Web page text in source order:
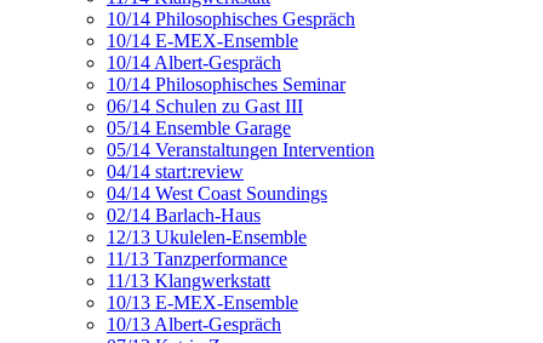
10/14 Philosophisches Gespräch
10/14 E-MEX-Ensemble
10/14 Albert-Gespräch
10/14 Philosophisches Seminar
06/14 Schulen zu Gast III
05/14 Ensemble Garage
05/14 Veranstaltungen Intervention
04/14 start:review
04/14 West Coast Soundings
02/14 Barlach-Haus
12/13 Ukulelen-Ensemble
11/13 Tanzperformance
11/13 Klangwerkstatt
10/13 E-MEX-Ensemble
10/13 Albert-Gespräch